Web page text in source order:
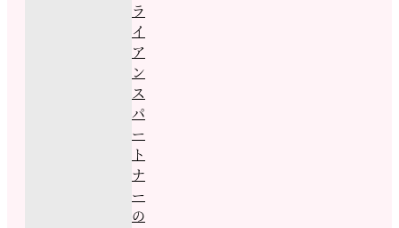
ラ
イ
ア
ン
ス
パ
ー
ト
ナ
ー
の